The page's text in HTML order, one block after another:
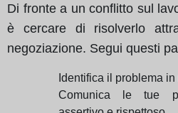
Di fronte a un conflitto sul
è cercare di risolverlo
negoziazione. Segui questi
Identifica il problema
Comunica le tue